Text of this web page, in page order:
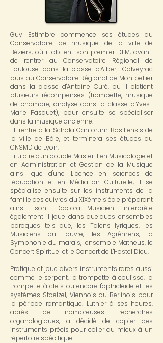
Guy Estimbre commence ses études au
Conservatoire de musique de la ville de
Béziers, où il obtient son premier DEM, avant
de rentrer au Conservatoire Régional de
Toulouse dans la classe d'Albert Calveyrac
puis au Conservatoire Régional de Montpellier
dans la classe d'Antoine Curé, ou il obtient
plusieurs récompenses (trompette, musique
de chambre, analyse dans la classe d'Yves-
Marie Pasquet), pour ensuite se spécialiser
dans la musique ancienne.
Il rentre à la Schola Cantorum Basiliensis de
la ville de Bâle, et terminera ses études au
CNSMD de Lyon.
Titulaire d'un double Master II en Musicologie et
en Administration et Gestion de la Musique
ainsi que d'une Licence en sciences de
l'éducation et en Médiation Culturelle, il se
spécialise ensuite sur les instruments de la
famille des cuivres du XIXème siècle préparant
ainsi son Doctorat. Musicien interprète
également il joue dans quelques ensembles
baroques tels que, les Talens lyriques, les
Musiciens du Louvre, les Agrémens, la
Symphonie du marais, l'ensemble Matheus, le
Concert Spirituel et le Concert de L'Hostel Dieu.
Pratique et joue divers instruments rares aussi
comme le serpent, la trompette à coulisse, la
trompette à clefs ou encore l'ophicléide et les
systèmes Stoelzel, Viennois ou Berlinois pour
la période romantique. Luthier à ses heures,
après de nombreuses recherches
organologiques, a décidé de copier des
instruments précis pour coller au mieux à un
répertoire spécifique.